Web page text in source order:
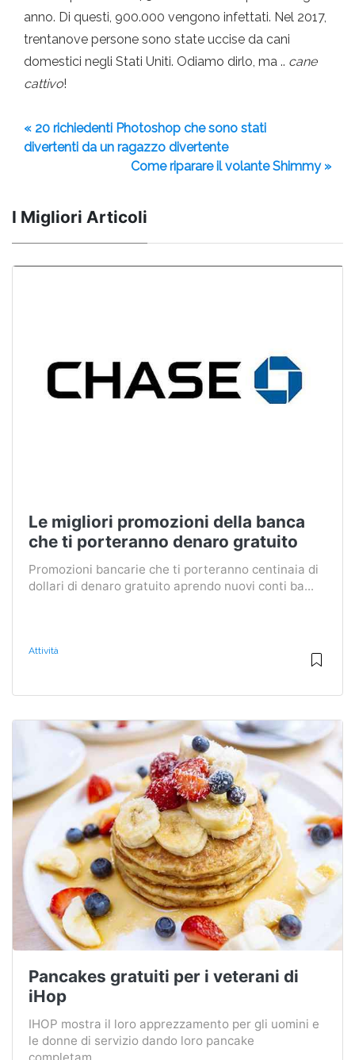
anno. Di questi, 900.000 vengono infettati. Nel 2017,
trentanove persone sono state uccise da cani
domestici negli Stati Uniti. Odiamo dirlo, ma .. cane
cattivo!
« 20 richiedenti Photoshop che sono stati
divertenti da un ragazzo divertente
Come riparare il volante Shimmy »
I Migliori Articoli
Le migliori promozioni della banca
che ti porteranno denaro gratuito
Promozioni bancarie che ti porteranno centinaia di
dollari di denaro gratuito aprendo nuovi conti ba...
Attività
Pancakes gratuiti per i veterani di
iHop
IHOP mostra il loro apprezzamento per gli uomini e
le donne di servizio dando loro pancake
completam...